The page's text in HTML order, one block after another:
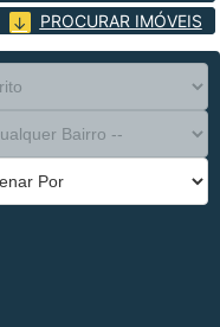
PROCURAR IMÓVEIS
de Imóvel --
--
Bairro --
Número --
Por